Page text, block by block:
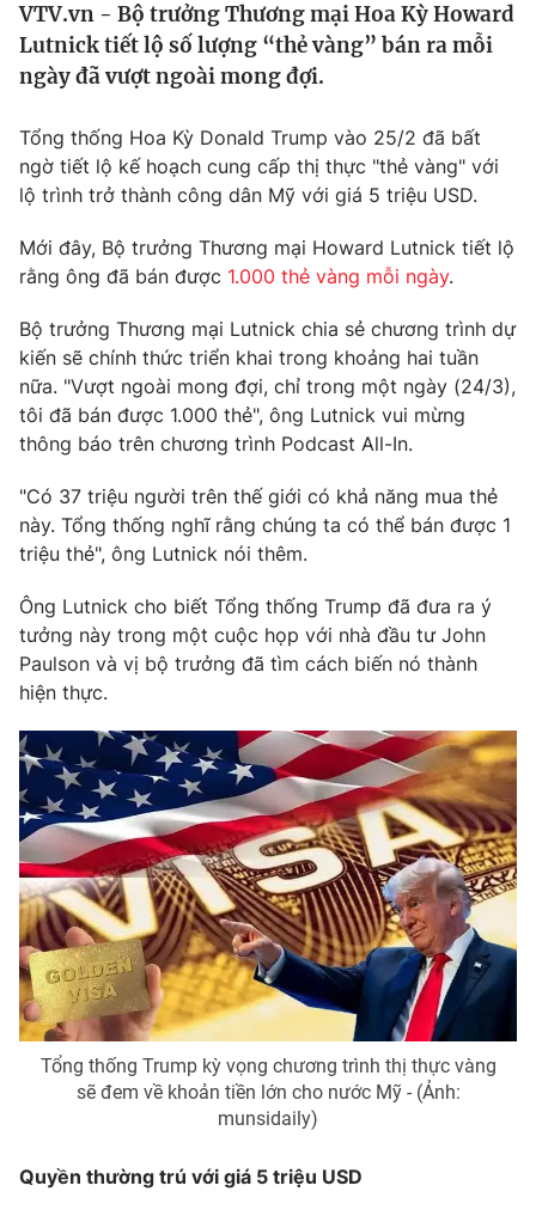
Thế giới
Thế giới đó đây
Câu chuyện quốc tế
Kinh tế
Tài chính
Thị trường
Góc doanh nghiệp
Dữ liệu và đời sống
Truyền hình
Phim VTV
Hậu trường
Nhân vật
Giải sao mai
Giải trí
Điện ảnh
Âm nhạc
Sao
Đời sống
Làm đẹp
Chất lượng cuộc sống
Giáo dục
Tuyển sinh
Công nghệ
Hitech Công nghệ tương lai
Sản phẩm
Thị trường
Tư vấn
Giao lưu trực tuyến
Lịch phát sóng
Chuyên mục khác
Emagazine Podcast
Photo Infographic
Video Shorts video
VTV Money VTV Thể thao
VTV Sức khoẻ Bất động sản
Thị trường 24h Tấm lòng Việt
VTV.vn - Bộ trưởng Thương mại Hoa Kỳ Howard
Lutnick tiết lộ số lượng “thẻ vàng” bán ra mỗi
ngày đã vượt ngoài mong đợi.
Tổng thống Hoa Kỳ Donald Trump vào 25/2 đã bất
ngờ tiết lộ kế hoạch cung cấp thị thực "thẻ vàng" với
lộ trình trở thành công dân Mỹ với giá 5 triệu USD.
Mới đây, Bộ trưởng Thương mại Howard Lutnick tiết lộ
rằng ông đã bán được 1.000 thẻ vàng mỗi ngày.
Bộ trưởng Thương mại Lutnick chia sẻ chương trình dự
kiến ​​sẽ chính thức triển khai trong khoảng hai tuần
nữa. "Vượt ngoài mong đợi, chỉ trong một ngày (24/3),
tôi đã bán được 1.000 thẻ", ông Lutnick vui mừng
thông báo trên chương trình Podcast All-In.
"Có 37 triệu người trên thế giới có khả năng mua thẻ
này. Tổng thống nghĩ rằng chúng ta có thể bán được 1
triệu thẻ", ông Lutnick nói thêm.
Ông Lutnick cho biết Tổng thống Trump đã đưa ra ý
tưởng này trong một cuộc họp với nhà đầu tư John
Paulson và vị bộ trưởng đã tìm cách biến nó thành
hiện thực.
Tổng thống Trump kỳ vọng chương trình thị thực vàng
sẽ đem về khoản tiền lớn cho nước Mỹ - (Ảnh:
munsidaily)
Quyền thường trú với giá 5 triệu USD